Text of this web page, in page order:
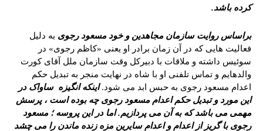
کرده باشد.
براساس روایت سازمان مجاهدین و خود مسعود رجوی به دلیل
فعالیت هایی که در آن زمان برادر او یعنی «کاظم رجوی» در
سوئیس داشته و ملاقات با دبیرکل وقت سازمان ملل آقای کورت
والدهایم و تماس تلفنی او با شاه در نهایت منجر به تبدیل حکم
اعدام مسعود رجوی به حبس ابد می شود. اینکه انگیزه ساواک در
این مورد و تبدیل حکم اعدام مسعود رجوی چه بوده است ، پرسش
مهمی می باشد که به آن می پردازیم. اما در این پروسه ؛ مسعود
رجوی با گریز از اعدام و اعدام سایرین مزه زنده ماندن را می چشد